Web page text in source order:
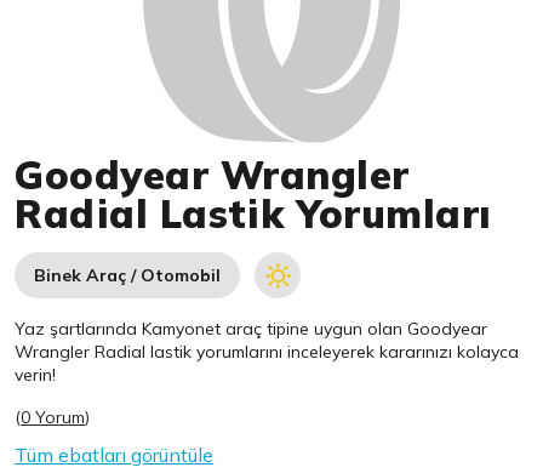
Goodyear Wrangler
Radial Lastik Yorumları
Binek Araç / Otomobil
Yaz şartlarında Kamyonet araç tipine uygun olanGoodyear
Wrangler Radial lastik yorumlarını inceleyerek kararınızı kolayca
verin!
(0 Yorum)
Tüm ebatları görüntüle